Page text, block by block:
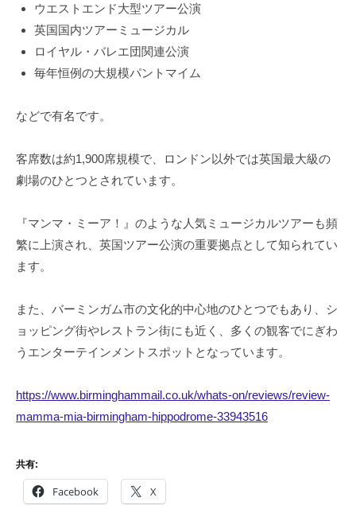
ウエストエンド大型ツアー公演
英国国内ツアーミュージカル
ロイヤル・バレエ団関連公演
毎年恒例の大規模パントマイム
などで有名です。
客席数は約1,900席規模で、ロンドン以外では英国最大級の
劇場のひとつとされています。
『マンマ・ミーア！』のような人気ミュージカルツアーも頻
繁に上演され、英国ツアー公演の重要拠点として知られてい
ます。
また、バーミンガム市の文化的中心地のひとつでもあり、シ
ョッピング街やレストラン街にも近く、多くの観客でにぎわ
うエンターテインメントスポットとなっています。
https://www.birminghammail.co.uk/whats-on/reviews/review-
mamma-mia-birmingham-hippodrome-33943516
共有:
Facebook X